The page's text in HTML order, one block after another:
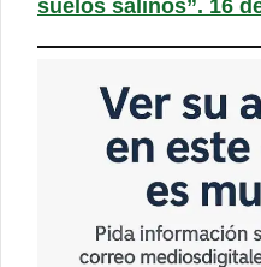
suelos salinos”. 16